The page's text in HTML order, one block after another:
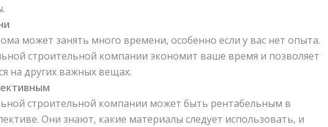
может занять много времени, особенно если у вас нет опыта.
строительной компании экономит ваше время и позволяет
на других важных вещах.
строительной компании может быть рентабельным в
Они знают, какие материалы следует использовать, и